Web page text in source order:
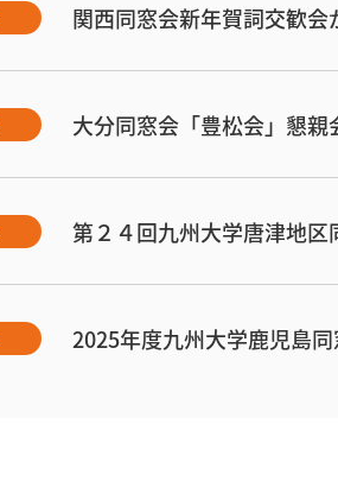
関西同窓会新年賀詞交歓会
大分同窓会「豊松会」懇親
第２４回九州大学唐津地
2025年度九州大学鹿児島